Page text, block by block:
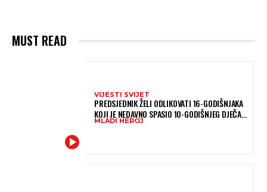
MUST READ
VIJESTI SVIJET
PREDSJEDNIK ŽELI ODLIKOVATI 16-GODIŠNJAKA
KOJI JE NEDAVNO SPASIO 10-GODIŠNJEG DJEČAKA
IZ SMRTONOSNIH VALOVA
MLADI HEROJ